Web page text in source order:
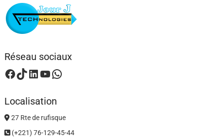
Réseau sociaux
Facebook
TikTok
LinkedIn
YouTube
WhatsApp
Localisation
27 Rte de rufisque
(+221) 76-129-45-44